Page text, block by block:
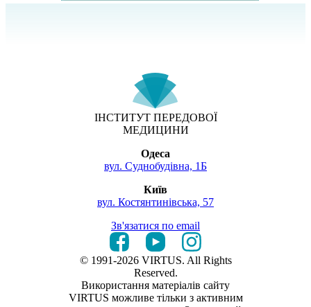
ІНСТИТУТ ПЕРЕДОВОЇ
МЕДИЦИНИ
Одеса
вул. Суднобудівна, 1Б
Київ
вул. Костянтинівська, 57
Зв'язатися по email
© 1991-2026 VIRTUS. All Rights
Reserved.
Використання матеріалів сайту
VIRTUS можливе тільки з активним